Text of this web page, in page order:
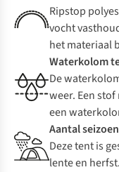
Ripstop
vocht
het materiaal
Waterkolom
De
weer. Een
een
Aantal
Deze tent is
lente en herfst.